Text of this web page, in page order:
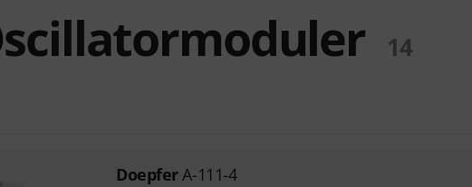
14
DoepferA-111-4